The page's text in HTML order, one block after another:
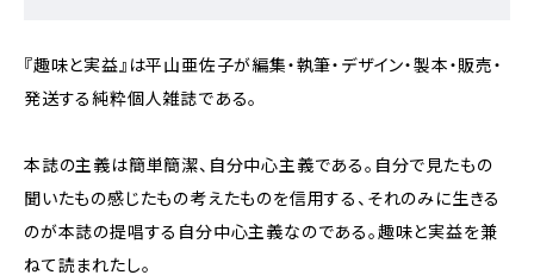
『趣味と実益』は平山亜佐子が編集・執筆・デザイン・製本・販売・
発送する純粋個人雑誌である。
本誌の主義は簡単簡潔、自分中心主義である。自分で見たもの
聞いたもの感じたもの考えたものを信用する、それのみに生きる
のが本誌の提唱する自分中心主義なのである。趣味と実益を兼
ねて読まれたし。